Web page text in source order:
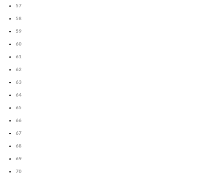
57
58
59
60
61
62
63
64
65
66
67
68
69
70